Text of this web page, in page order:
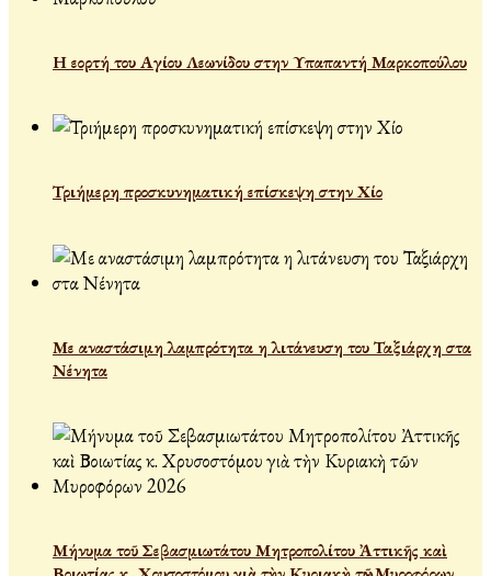
Η εορτή του Αγίου Λεωνίδου στην Υπαπαντή Μαρκοπούλου
Τριήμερη προσκυνηματική επίσκεψη στην Χίο
Με αναστάσιμη λαμπρότητα η λιτάνευση του Ταξιάρχη στα
Νένητα
Μήνυμα τοῦ Σεβασμιωτάτου Μητροπολίτου Ἀττικῆς καὶ